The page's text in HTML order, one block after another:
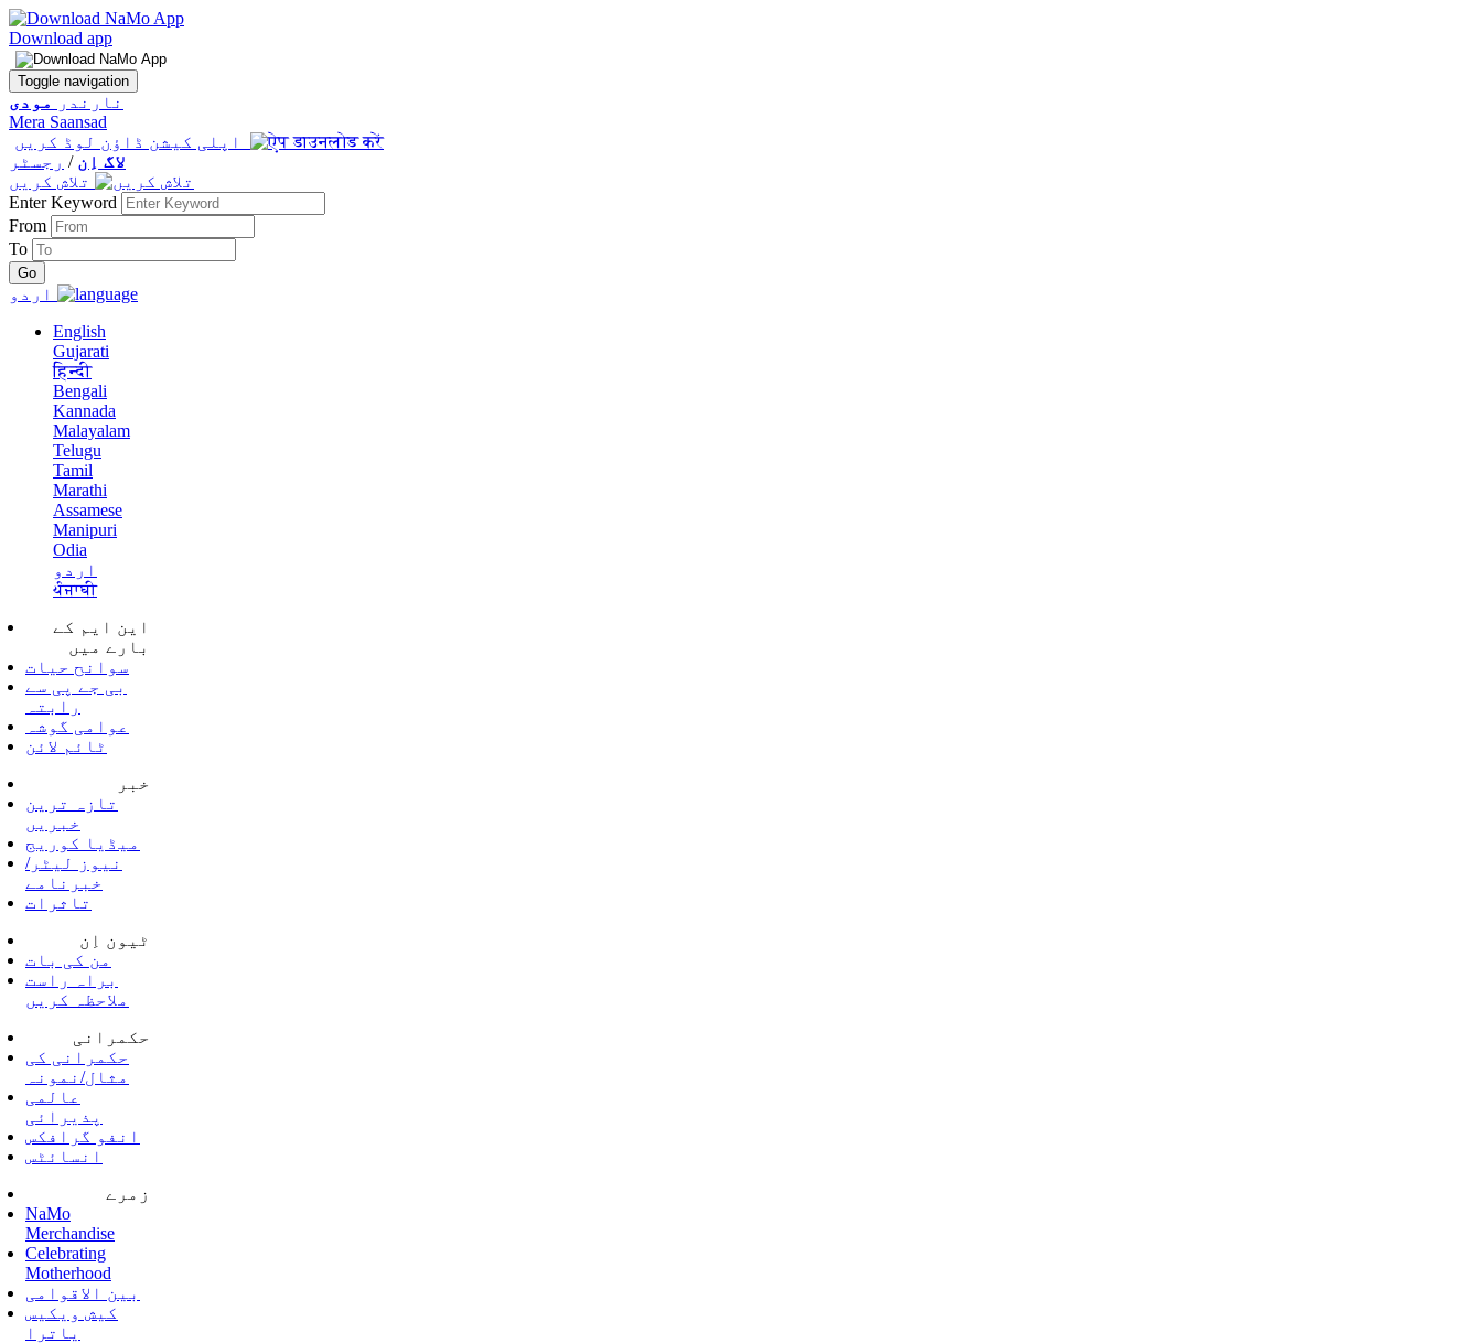
Download app
Toggle navigation
نارندر
مودی
Mera Saansad
اپلی کیشن ڈاؤن لوڈ کریں
لاگ اِن / رجسٹر
Enter Keyword
From
To
English
Gujarati
हिन्दी
Bengali
Kannada
Malayalam
Telugu
Tamil
Marathi
Assamese
Manipuri
Odia
اردو
ਪੰਜਾਬੀ
این ایم کے
بارے میں
سوانح حیات
بی جے پی سے
رابتہ
عوامی گوشہ
ٹائم لائن
خبر
تازہ ترین
خبریں
میڈیا کوریج
نیوز لیٹر/
خبرنامے
تاثرات
ٹیون اِن
من کی بات
براہ راست
ملاحظہ کریں
حکمرانی
حکمرانی کی
مثال/نمونہ
عالمی
پذیرائی
انفو گرافکس
انسائٹس
زمرے
NaMo
Merchandise
Celebrating
Motherhood
بین الاقوامی
کیش ویکیس
یاترا